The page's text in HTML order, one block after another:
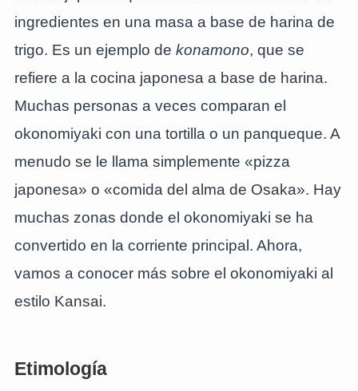
ingredientes en una masa a base de harina de
trigo. Es un ejemplo de konamono, que se
refiere a la cocina japonesa a base de harina.
Muchas personas a veces comparan el
okonomiyaki con una tortilla o un panqueque. A
menudo se le llama simplemente «pizza
japonesa» o «comida del alma de Osaka». Hay
muchas zonas donde el okonomiyaki se ha
convertido en la corriente principal. Ahora,
vamos a conocer más sobre el okonomiyaki al
estilo Kansai.
Etimología